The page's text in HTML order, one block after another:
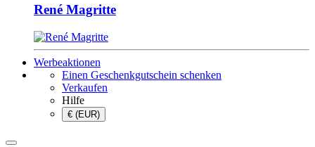
René Magritte
Werbeaktionen
Einen Geschenkgutschein schenken
Verkaufen
Hilfe
€ (EUR)